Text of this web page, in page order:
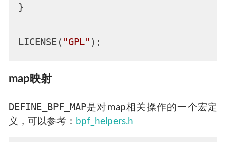
}
LICENSE( "GPL"
map映射
DEFINE_BPF_MAP是对map相关操作的一个宏定
义，可以参考： bpf_helpers.h